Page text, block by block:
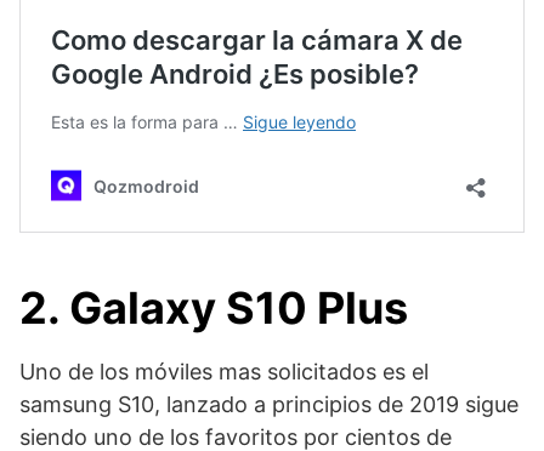
2. Galaxy S10 Plus
Uno de los móviles mas solicitados es el
samsung S10, lanzado a principios de 2019 sigue
siendo uno de los favoritos por cientos de